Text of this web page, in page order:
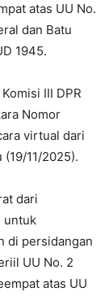
atas UU No.
dan Batu
1945.
III DPR
Nomor
virtual dari
11/2025).
dari
untuk
di persidangan
UU No. 2
atas UU